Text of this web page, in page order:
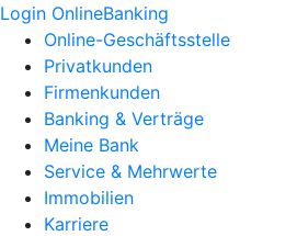
Login OnlineBanking
Online-Geschäftsstelle
Privatkunden
Firmenkunden
Banking & Verträge
Meine Bank
Service & Mehrwerte
Immobilien
Karriere